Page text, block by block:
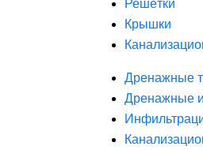
Решётки
Крышки
Дренажные
Дренажные